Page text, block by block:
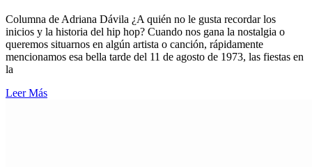
Columna de Adriana Dávila ¿A quién no le gusta recordar los
inicios y la historia del hip hop? Cuando nos gana la nostalgia o
queremos situarnos en algún artista o canción, rápidamente
mencionamos esa bella tarde del 11 de agosto de 1973, las fiestas en
la
Leer Más